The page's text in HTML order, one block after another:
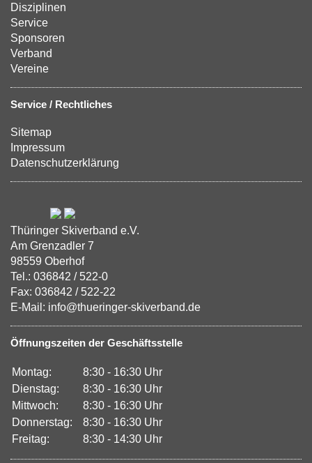
Disziplinen
Service
Sponsoren
Verband
Vereine
Service / Rechtliches
Sitemap
Impressum
Datenschutzerklärung
Thüringer Skiverband e.V.
Am Grenzadler 7
98559 Oberhof
Tel.: 036842 / 522-0
Fax: 036842 / 522-22
E-Mail: info@thueringer-skiverband.de
Öffnungszeiten der Geschäftsstelle
Montag:
8:30 - 16:30 Uhr
Dienstag:
8:30 - 16:30 Uhr
Mittwoch:
8:30 - 16:30 Uhr
Donnerstag:
8:30 - 16:30 Uhr
Freitag:
8:30 - 14:30 Uhr